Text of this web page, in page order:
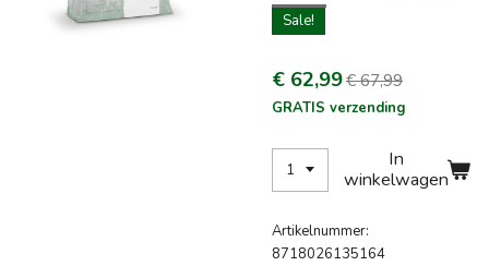
Sale!
€ 62,99€ 67,99
GRATIS verzending
In
winkelwagen
Artikelnummer:
8718026135164